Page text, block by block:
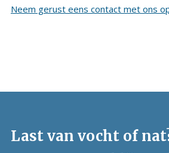
Neem gerust eens contact met ons
Last van vocht of